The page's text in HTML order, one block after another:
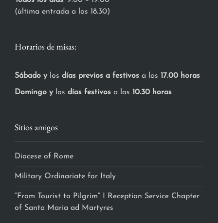
(última entrada a las 18.30)
Horarios de misas:
Sábado y los días previos a festivos a las 17.00 horas
Domingo y los días festivos a las 10.30 horas
Sitios amigos
Diocese of Rome
Military Ordinariate for Italy
“From Tourist to Pilgrim” I Reception Service Chapter
of Santa Maria ad Martyres